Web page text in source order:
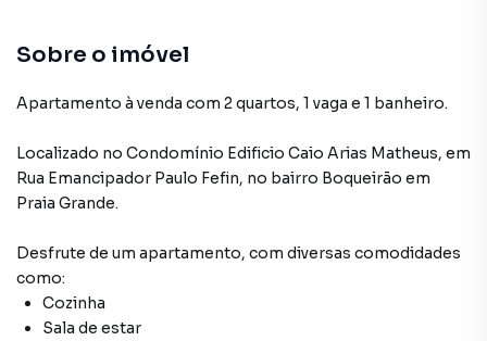
Sobre o imóvel
Apartamento à venda com 2 quartos, 1 vaga e 1 banheiro.
Localizado no Condomínio Edificio Caio Arias Matheus, em
Rua Emancipador Paulo Fefin, no bairro Boqueirão em
Praia Grande.
Desfrute de um apartamento, com diversas comodidades
como:
Cozinha
Sala de estar